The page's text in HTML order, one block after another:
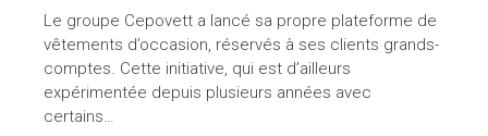
Le groupe Cepovett a lancé sa propre plateforme de
vêtements d’occasion, réservés à ses clients grands-
comptes. Cette initiative, qui est d’ailleurs
expérimentée depuis plusieurs années avec
certains…